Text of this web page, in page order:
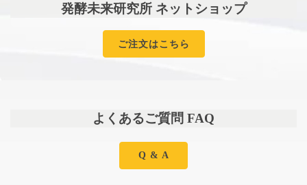
発酵未来研究所 ネットショップ
ご注文はこちら
よくあるご質問 FAQ
Q & A